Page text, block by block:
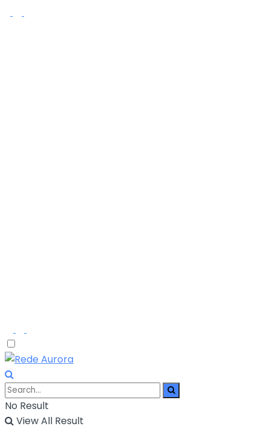
No Result
View All Result